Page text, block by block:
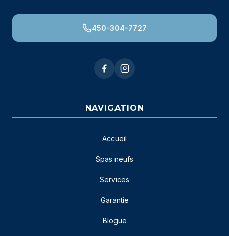
450-304-7727
NAVIGATION
Accueil
Spas neufs
Services
Garantie
Blogue